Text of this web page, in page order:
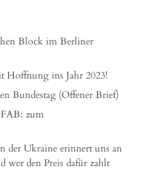
Block im Berliner
Hoffnung ins Jahr 2023!
Bundestag (Offener Brief)
zum
der Ukraine erinnert uns an
wer den Preis dafür zahlt